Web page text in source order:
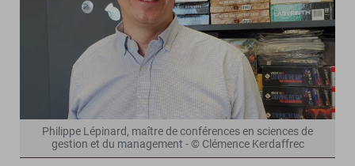
Philippe Lépinard, maître de conférences en sciences de
gestion et du management - © Clémence Kerdaffrec